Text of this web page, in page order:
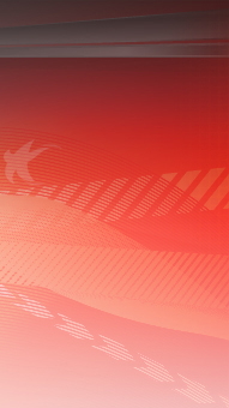
皇马之路为何停滞？